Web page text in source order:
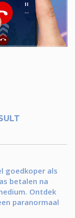
goedkoper als
betalen na
Ontdek
paranormaal